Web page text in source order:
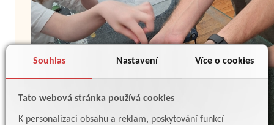
Souhlas Nastavení Více o cookies
Tato webová stránka používá cookies
K personalizaci obsahu a reklam, poskytování funkcí